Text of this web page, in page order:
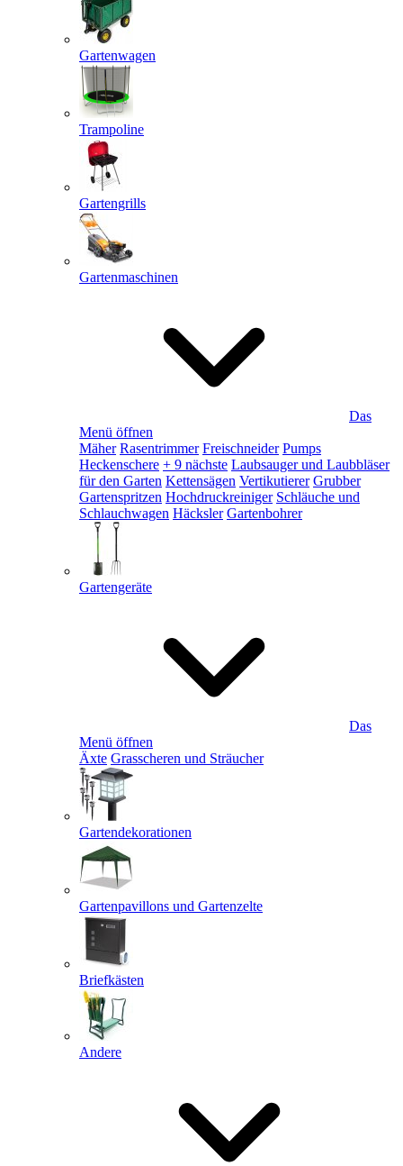
Gartenwagen
Trampoline
Gartengrills
Gartenmaschinen
Das
Menü öffnen
Mäher Rasentrimmer Freischneider Pumps
Heckenschere + 9 nächste Laubsauger und Laubbläser
für den Garten Kettensägen Vertikutierer Grubber
Gartenspritzen Hochdruckreiniger Schläuche und
Schlauchwagen Häcksler Gartenbohrer
Gartengeräte
Das
Menü öffnen
Äxte Grasscheren und Sträucher
Gartendekorationen
Gartenpavillons und Gartenzelte
Briefkästen
Andere